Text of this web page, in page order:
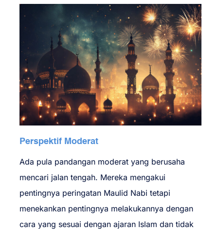
Perspektif Moderat
Ada pula pandangan moderat yang berusaha
mencari jalan tengah. Mereka mengakui
pentingnya peringatan Maulid Nabi tetapi
menekankan pentingnya melakukannya dengan
cara yang sesuai dengan ajaran Islam dan tidak